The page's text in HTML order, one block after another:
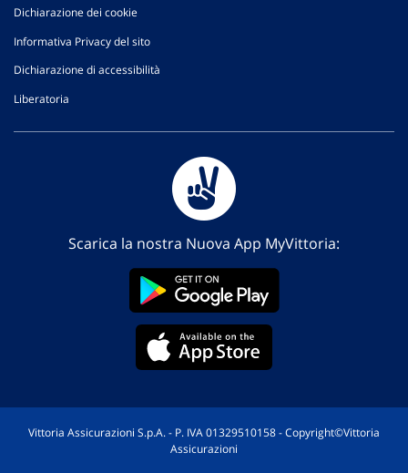
Dichiarazione dei cookie
Informativa Privacy del sito
Dichiarazione di accessibilità
Liberatoria
Scarica la nostra Nuova App MyVittoria:
Vittoria Assicurazioni S.p.A. - P. IVA 01329510158 - Copyright©Vittoria
Assicurazioni